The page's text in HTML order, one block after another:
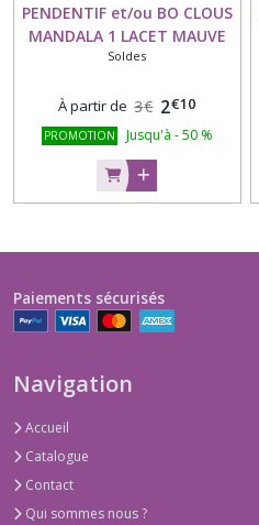
PENDENTIF et/ou BO CLOUS
MANDALA 1 LACET MAUVE
Soldes
À partir de 3€ 2€10
PROMOTION Jusqu'à -50 %
Paiements sécurisés
Navigation
Accueil
Catalogue
Contact
Qui sommes nous ?